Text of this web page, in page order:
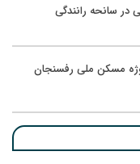
مسکن ملی رفسنجان